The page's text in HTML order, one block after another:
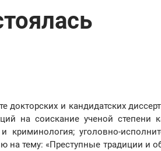
докторских и кандидатских
на соискание ученой степени
криминология; уголовно-
на тему: «Преступные традиции и